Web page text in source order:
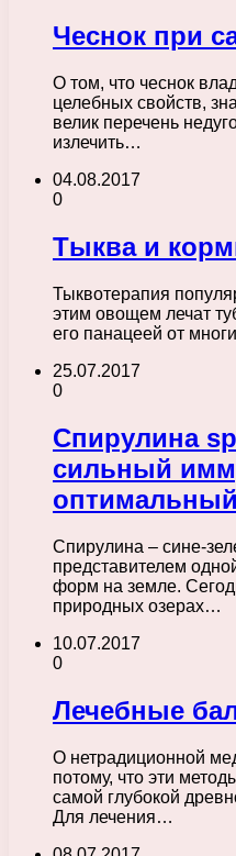
Чеснок при
О том, что чеснок
целебных свойств,
велик перечень
излечить…
04.08.2017
0
Тыква и
Тыквотерапия
этим овощем лечат
его панацеей от
25.07.2017
0
Спирулина
сильный
Спирулина – сине-
представителем
форм на земле.
природных озерах…
10.07.2017
0
Лечебные
О нетрадиционной
потому, что эти
самой глубокой
Для лечения…